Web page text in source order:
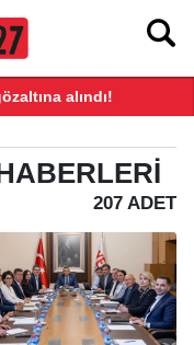
alındı!
207 ADET